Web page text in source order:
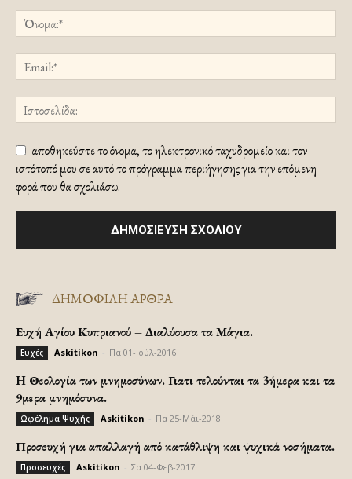
αποθηκεύστε το όνομα, το ηλεκτρονικό ταχυδρομείο και τον
ιστότοπό μου σε αυτό το πρόγραμμα περιήγησης για την επόμενη
φορά που θα σχολιάσω.
ΔΗΜΟΦΙΛΗ ΑΡΘΡΑ
Ευχή Αγίου Κυπριανού – Διαλύουσα τα Μάγια.
Ευχές Askitikon Πα 01-Ιούλ-2016
H Θεολογία των μνημοσύνων. Γιατι τελούνται τα 3ήμερα και τα
9μερα μνημόσυνα.
Ωφέλημα Ψυχής Askitikon Πα 25-Μάι-2018
Προσευχή για απαλλαγή από κατάθλιψη και ψυχικά νοσήματα.
Προσευχές Askitikon Σα 04-Φεβ-2017